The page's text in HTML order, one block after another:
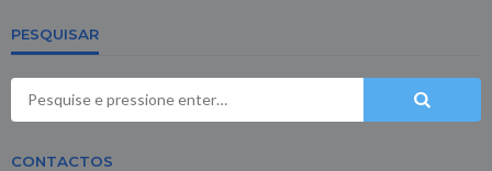
PESQUISAR
CONTACTOS